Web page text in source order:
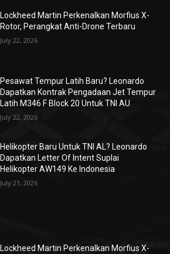
Lockheed Martin Perkenalkan Morfius X-
Rotor, Perangkat Anti-Drone Terbaru
July 22, 2026
Pesawat Tempur Latih Baru? Leonardo
Dapatkan Kontrak Pengadaan Jet Tempur
Latih M346 F Block 20 Untuk TNI AU
July 22, 2026
Helikopter Baru Untuk TNI AL? Leonardo
Dapatkan Letter Of Intent Suplai
Helikopter AW149 Ke Indonesia
July 21, 2026
Lockheed Martin Perkenalkan Morfius X-